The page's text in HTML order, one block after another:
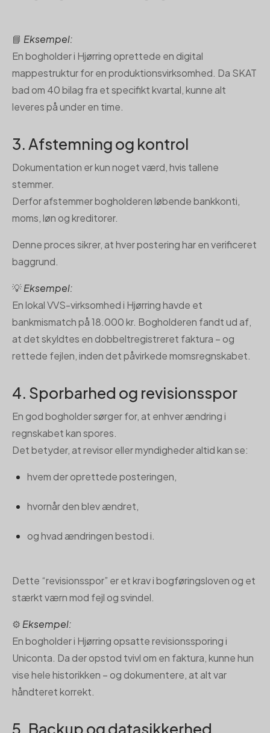
📘 Eksempel:
En bogholder i Hjørring oprettede en digital
mappestruktur for en produktionsvirksomhed. Da SKAT
bad om 40 bilag fra et specifikt kvartal, kunne alt
leveres på under en time.
3. Afstemning og kontrol
Dokumentation er kun noget værd, hvis tallene
stemmer.
Derfor afstemmer bogholderen løbende bankkonti,
moms, løn og kreditorer.
Denne proces sikrer, at hver postering har en verificeret
baggrund.
💡Eksempel:
En lokal VVS-virksomhed i Hjørring havde et
bankmismatch på 18.000 kr. Bogholderen fandt ud af,
at det skyldtes en dobbeltregistreret faktura – og
rettede fejlen, inden det påvirkede momsregnskabet.
4. Sporbarhed og revisionsspor
En god bogholder sørger for, at enhver ændring i
regnskabet kan spores.
Det betyder, at revisor eller myndigheder altid kan se:
hvem der oprettede posteringen,
hvornår den blev ændret,
og hvad ændringen bestod i.
Dette “revisionsspor” er et krav i bogføringsloven og et
stærkt værn mod fejl og svindel.
⚙️ Eksempel:
En bogholder i Hjørring opsatte revisionssporing i
Uniconta. Da der opstod tvivl om en faktura, kunne hun
vise hele historikken – og dokumentere, at alt var
håndteret korrekt.
5. Backup og datasikkerhed